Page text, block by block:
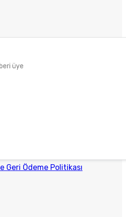
üye
Geri Ödeme Politikası